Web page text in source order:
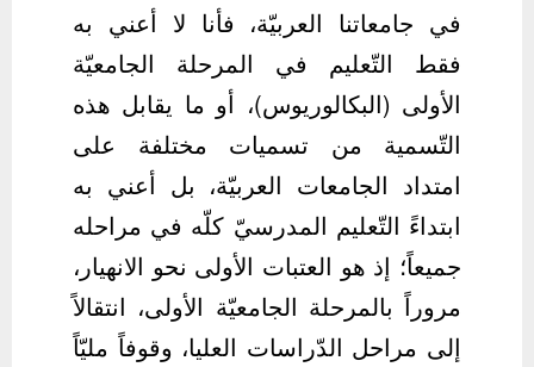
في جامعاتنا العربيّة، فأنا لا أعني به
فقط التّعليم في المرحلة الجامعيّة
الأولى (البكالوريوس)، أو ما يقابل هذه
التّسمية من تسميات مختلفة على
امتداد الجامعات العربيّة، بل أعني به
ابتداءً التّعليم المدرسيّ كلّه في مراحله
جميعاً؛ إذ هو العتبات الأولى نحو الانهيار،
مروراً بالمرحلة الجامعيّة الأولى، انتقالاً
إلى مراحل الدّراسات العليا، وقوفاً مليّاً